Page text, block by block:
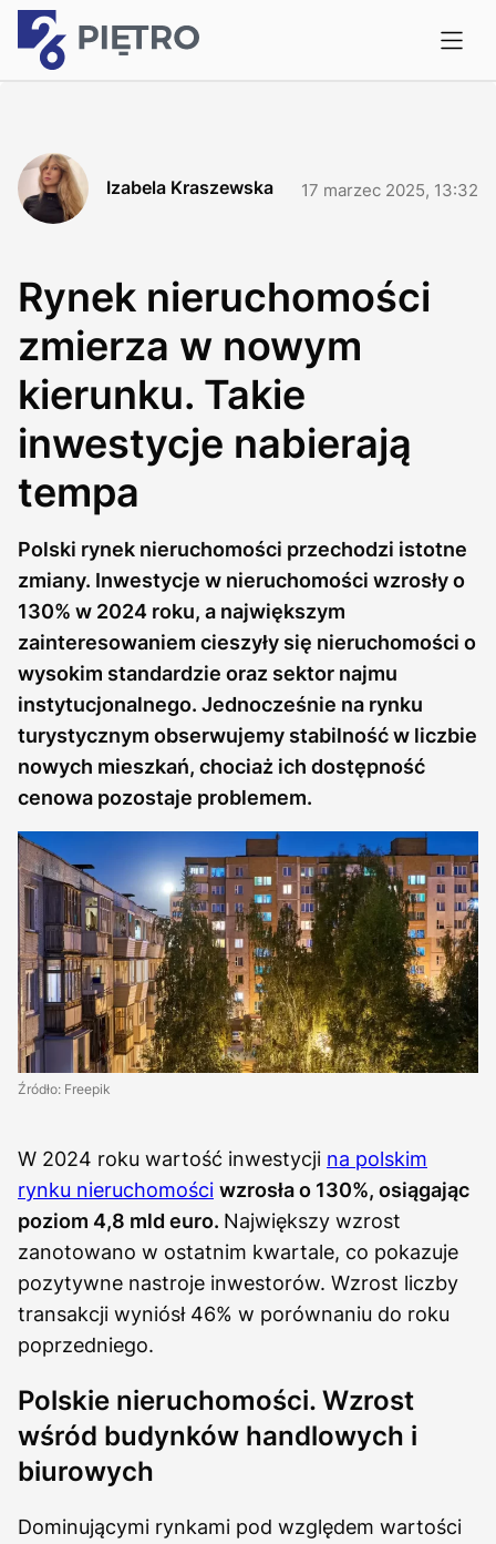
Izabela Kraszewska 17 marzec 2025, 13:32
Rynek nieruchomości
zmierza w nowym
kierunku. Takie
inwestycje nabierają
tempa
Polski rynek nieruchomości przechodzi istotne
zmiany. Inwestycje w nieruchomości wzrosły o
130% w 2024 roku, a największym
zainteresowaniem cieszyły się nieruchomości o
wysokim standardzie oraz sektor najmu
instytucjonalnego. Jednocześnie na rynku
turystycznym obserwujemy stabilność w liczbie
nowych mieszkań, chociaż ich dostępność
cenowa pozostaje problemem.
Źródło: Freepik
W 2024 roku wartość inwestycji na polskim
rynku nieruchomości wzrosła o 130%, osiągając
poziom 4,8 mld euro. Największy wzrost
zanotowano w ostatnim kwartale, co pokazuje
pozytywne nastroje inwestorów. Wzrost liczby
transakcji wyniósł 46% w porównaniu do roku
poprzedniego.
Polskie nieruchomości. Wzrost
wśród budynków handlowych i
biurowych
Dominującymi rynkami pod względem wartości